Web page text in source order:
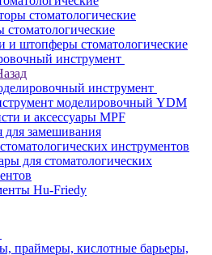
стоматологические
и штопферы стоматологические
инструмент
инструмент
моделировочный YDM
и аксессуары MPF
для замешивания
инструментов
для стоматологических
Hu-Friedy
праймеры, кислотные барьеры,